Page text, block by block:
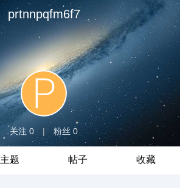
prtnnpqfm6f7
关注 0 | 粉丝 0
主题 帖子 收藏